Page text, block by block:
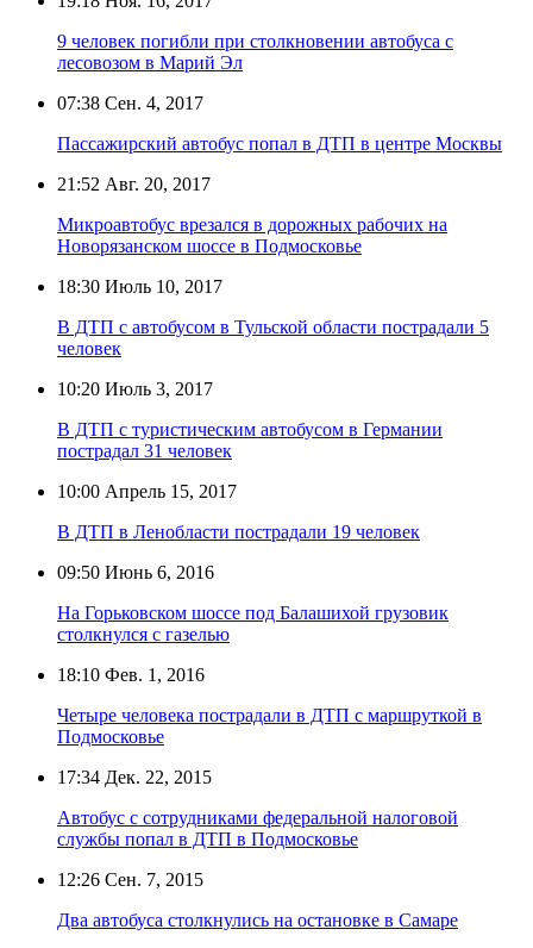
9 человек погибли при столкновении автобуса с
лесовозом в Марий Эл
07:38 Сен. 4, 2017
Пассажирский автобус попал в ДТП в центре Москвы
21:52 Авг. 20, 2017
Микроавтобус врезался в дорожных рабочих на
Новорязанском шоссе в Подмосковье
18:30 Июль 10, 2017
В ДТП с автобусом в Тульской области пострадали 5
человек
10:20 Июль 3, 2017
В ДТП с туристическим автобусом в Германии
пострадал 31 человек
10:00 Апрель 15, 2017
В ДТП в Ленобласти пострадали 19 человек
09:50 Июнь 6, 2016
На Горьковском шоссе под Балашихой грузовик
столкнулся с газелью
18:10 Фев. 1, 2016
Четыре человека пострадали в ДТП с маршруткой в
Подмосковье
17:34 Дек. 22, 2015
Автобус с сотрудниками федеральной налоговой
службы попал в ДТП в Подмосковье
12:26 Сен. 7, 2015
Два автобуса столкнулись на остановке в Самаре